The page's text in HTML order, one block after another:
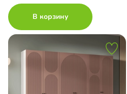
В корзину